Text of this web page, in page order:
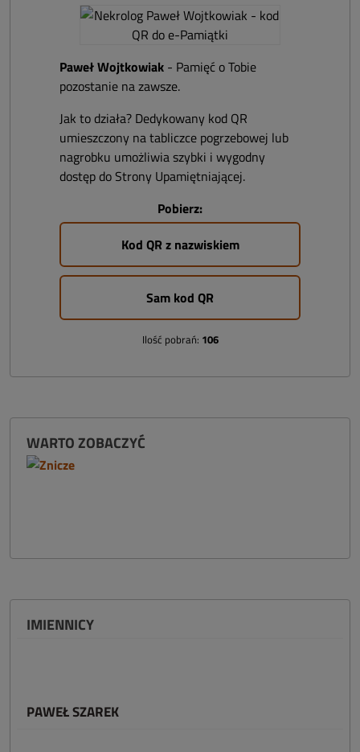
Paweł Wojtkowiak - Pamięć o Tobie
pozostanie na zawsze.
Jak to działa? Dedykowany kod QR
umieszczony na tabliczce pogrzebowej lub
nagrobku umożliwia szybki i wygodny
dostęp do Strony Upamiętniającej.
Pobierz:
Kod QR z nazwiskiem
Sam kod QR
Ilość pobrań: 106
WARTO ZOBACZYĆ
IMIENNICY
PAWEŁ SZAREK